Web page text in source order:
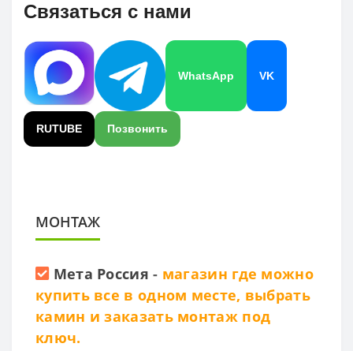
Связаться с нами
WhatsApp VK
RUTUBE Позвонить
МОНТАЖ
Мета Россия - магазин где можно
купить все в одном месте, выбрать
камин и заказать монтаж под
ключ.